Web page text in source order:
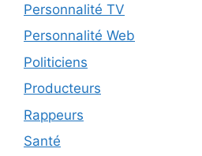
Personnalité TV
Personnalité Web
Politiciens
Producteurs
Rappeurs
Santé